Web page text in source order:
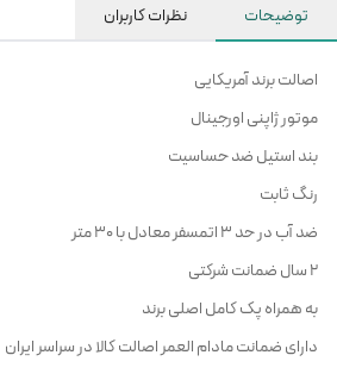
توضیحات نظرات کاربران
اصالت برند آمریکایی
موتور ژاپنی اورجینال
بند استیل ضد حساسیت
رنگ ثابت
ضد آب در حد 3 اتمسفر معادل با 30 متر
2 سال ضمانت شرکتی
به همراه پک کامل اصلی برند
دارای ضمانت مادام العمر اصالت کالا در سراسر ایران